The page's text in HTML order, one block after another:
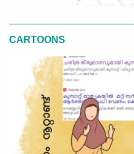
CARTOONS